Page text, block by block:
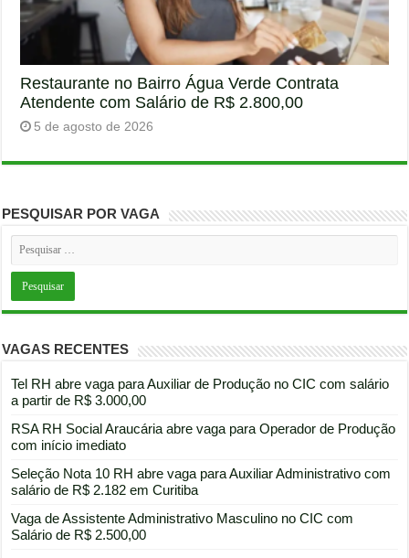
Restaurante no Bairro Água Verde Contrata
Atendente com Salário de R$ 2.800,00
5 de agosto de 2026
PESQUISAR POR VAGA
VAGAS RECENTES
Tel RH abre vaga para Auxiliar de Produção no CIC com salário
a partir de R$ 3.000,00
RSA RH Social Araucária abre vaga para Operador de Produção
com início imediato
Seleção Nota 10 RH abre vaga para Auxiliar Administrativo com
salário de R$ 2.182 em Curitiba
Vaga de Assistente Administrativo Masculino no CIC com
Salário de R$ 2.500,00